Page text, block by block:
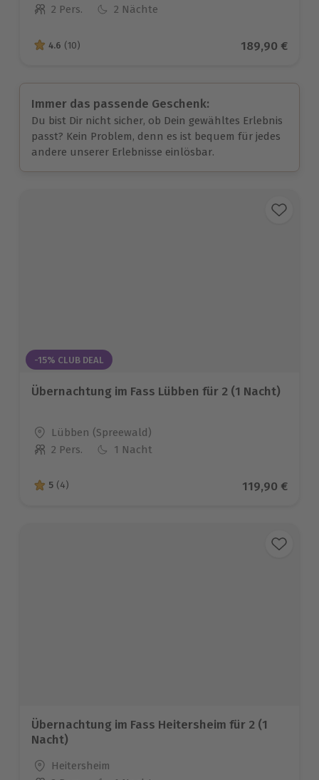
Anzahl der Teilnehmer
2 Pers. 2 Nächte
4.6 von 5 Sternen basierend auf 10 Bewertungen
4.6 (10) Aktueller
189,90 €
Immer das passende Geschenk:
Du bist Dir nicht sicher, ob Dein gewähltes Erlebnis
passt? Kein Problem, denn es ist bequem für jedes
andere unserer Erlebnisse einlösbar.
-15% CLUB DEAL
Übernachtung im Fass Lübben für 2 (1 Nacht)
Standort
Lübben (Spreewald)
Anzahl der Teilnehmer
2 Pers. 1 Nacht
5 von 5 Sternen basierend auf 4 Bewertungen
5 (4) Aktueller
119,90 €
Übernachtung im Fass Heitersheim für 2 (1
Nacht)
Standort
Heitersheim